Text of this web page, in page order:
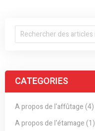
CATEGORIES
A propos de l'affûtage (4)
A propos de l'étamage (1)